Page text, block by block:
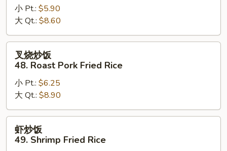
47.
Vegetable
Fried
Rice
小 Pt.: $5.90
大 Qt.: $8.60
48.
Roast
Pork
Fried
Rice
叉烧炒饭
48. Roast Pork Fried Rice
小 Pt.: $6.25
大 Qt.: $8.90
虾炒饭
49. Shrimp Fried Rice